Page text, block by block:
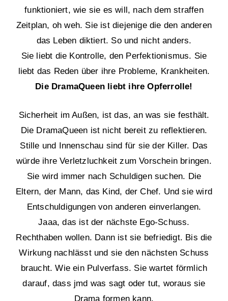
funktioniert, wie sie es will, nach dem straffen
Zeitplan, oh weh. Sie ist diejenige die den anderen
das Leben diktiert. So und nicht anders.
Sie liebt die Kontrolle, den Perfektionismus. Sie
liebt das Reden über ihre Probleme, Krankheiten.
Die DramaQueen liebt ihre Opferrolle!
Sicherheit im Außen, ist das, an was sie festhält.
Die DramaQueen ist nicht bereit zu reflektieren.
Stille und Innenschau sind für sie der Killer. Das
würde ihre Verletzluchkeit zum Vorschein bringen.
Sie wird immer nach Schuldigen suchen. Die
Eltern, der Mann, das Kind, der Chef. Und sie wird
Entschuldigungen von anderen einverlangen.
Jaaa, das ist der nächste Ego-Schuss.
Rechthaben wollen. Dann ist sie befriedigt. Bis die
Wirkung nachlässt und sie den nächsten Schuss
braucht. Wie ein Pulverfass. Sie wartet förmlich
darauf, dass jmd was sagt oder tut, woraus sie
Drama formen kann.